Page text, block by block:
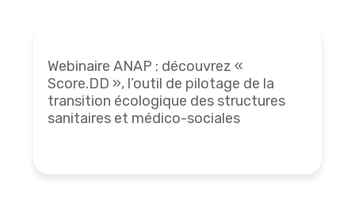
Webinaire ANAP : découvrez «
Score.DD », l’outil de pilotage de la
transition écologique des structures
sanitaires et médico-sociales